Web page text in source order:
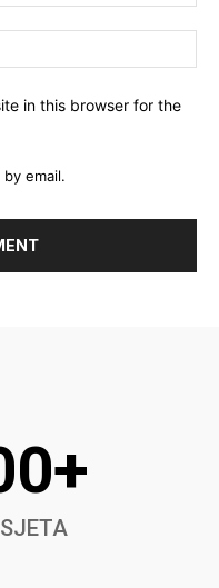
in this browser for the
email.